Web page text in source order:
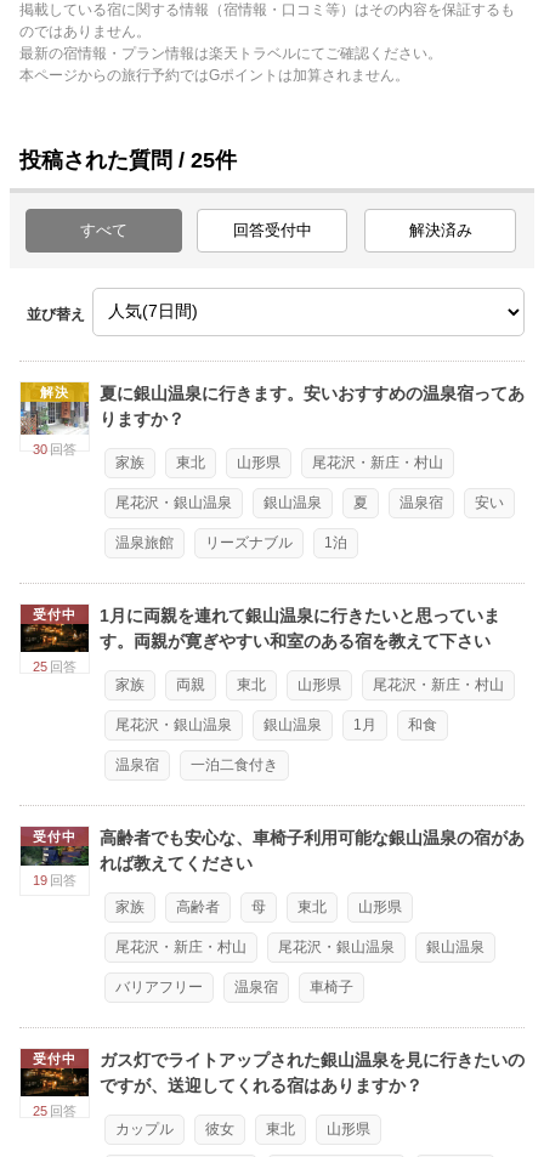
掲載している宿に関する情報（宿情報・口コミ等）はその内容を保証するも
のではありません。
最新の宿情報・プラン情報は楽天トラベルにてご確認ください。
本ページからの旅行予約ではGポイントは加算されません。
投稿された質問 / 25件
すべて 回答受付中 解決済み
並び替え
解決
30 回答
夏に銀山温泉に行きます。安いおすすめの温泉宿ってあ
りますか？
家族 東北 山形県 尾花沢・新庄・村山
尾花沢・銀山温泉 銀山温泉 夏 温泉宿 安い
温泉旅館 リーズナブル 1泊
受付中
25 回答
1月に両親を連れて銀山温泉に行きたいと思っていま
す。両親が寛ぎやすい和室のある宿を教えて下さい
家族 両親 東北 山形県 尾花沢・新庄・村山
尾花沢・銀山温泉 銀山温泉 1月 和食
温泉宿 一泊二食付き
受付中
19 回答
高齢者でも安心な、車椅子利用可能な銀山温泉の宿があ
れば教えてください
家族 高齢者 母 東北 山形県
尾花沢・新庄・村山 尾花沢・銀山温泉 銀山温泉
バリアフリー 温泉宿 車椅子
受付中
25 回答
ガス灯でライトアップされた銀山温泉を見に行きたいの
ですが、送迎してくれる宿はありますか？
カップル 彼女 東北 山形県